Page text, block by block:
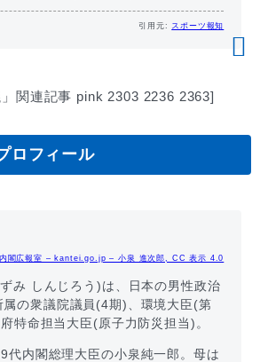
引用元: スポーツ報知
関連記事 pink 2303 2236 2363]
ロフィール
閣広報室 – kantei.go.jp – 小泉 進次郎, CC 表示 4.0
み しんじろう)は、日本の男性政治
属の衆議院議員(4期)、環境大臣(第
特命担当大臣(原子力防災担当)。
代内閣総理大臣の小泉純一郎。母は